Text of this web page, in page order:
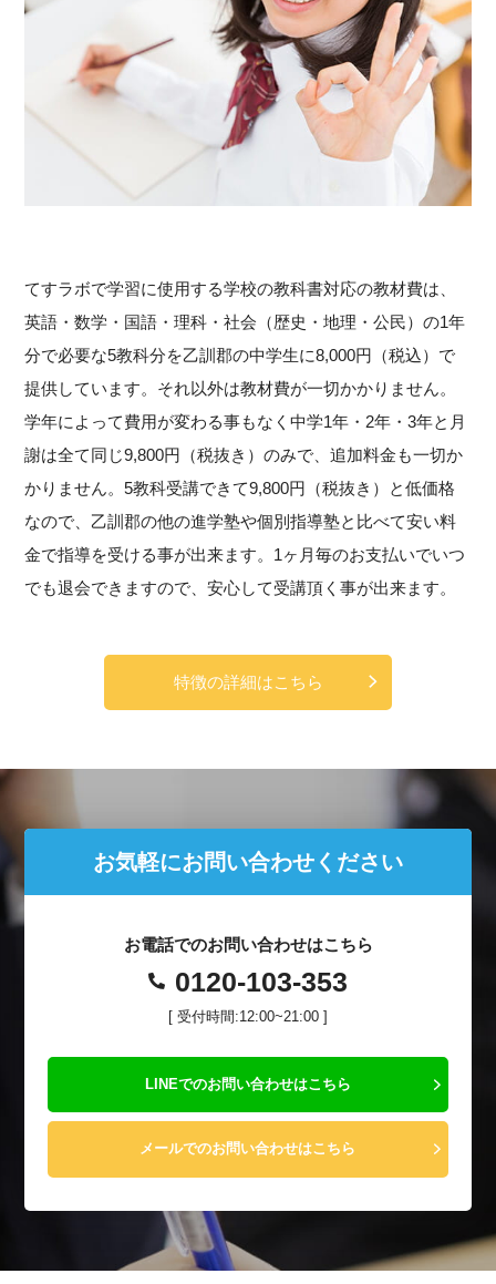
てすラボで学習に使用する学校の教科書対応の教材費は、
英語・数学・国語・理科・社会（歴史・地理・公民）の1年
分で必要な5教科分を乙訓郡の中学生に8,000円（税込）で
提供しています。それ以外は教材費が一切かかりません。
学年によって費用が変わる事もなく中学1年・2年・3年と月
謝は全て同じ9,800円（税抜き）のみで、追加料金も一切か
かりません。5教科受講できて9,800円（税抜き）と低価格
なので、乙訓郡の他の進学塾や個別指導塾と比べて安い料
金で指導を受ける事が出来ます。1ヶ月毎のお支払いでいつ
でも退会できますので、安心して受講頂く事が出来ます。
特徴の詳細はこちら
お気軽にお問い合わせください
お電話でのお問い合わせはこちら
0120-103-353
[ 受付時間:12:00~21:00 ]
LINEでのお問い合わせはこちら
メールでのお問い合わせはこちら